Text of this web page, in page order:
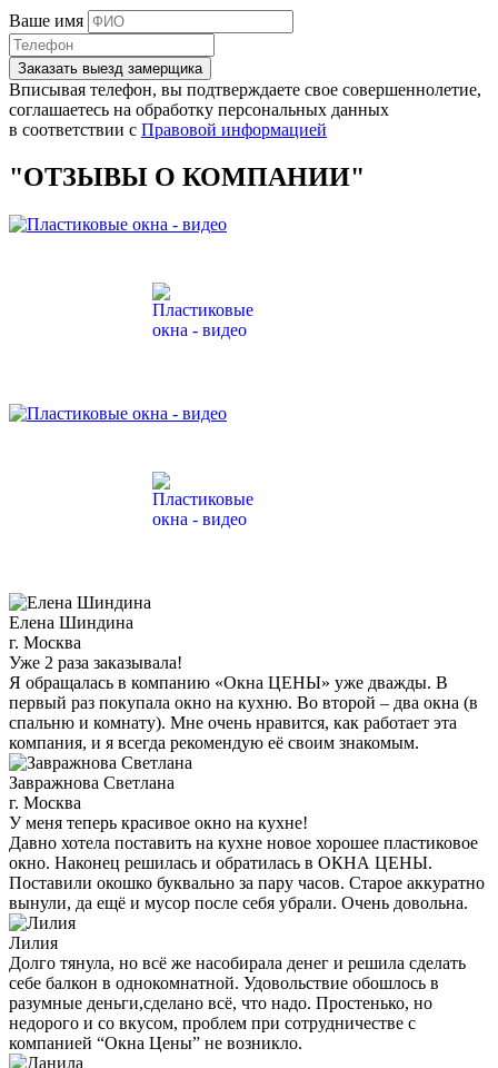
Ваше имя
Заказать выезд замерщика
Вписывая телефон, вы подтверждаете свое совершеннолетие,
соглашаетесь на обработку персональных данных
в соответствии с Правовой информацией
"ОТЗЫВЫ О КОМПАНИИ"
Елена Шиндина
г. Москва
Уже 2 раза заказывала!
Я обращалась в компанию «Окна ЦЕНЫ» уже дважды. В
первый раз покупала окно на кухню. Во второй – два окна (в
спальню и комнату). Мне очень нравится, как работает эта
компания, и я всегда рекомендую её своим знакомым.
Завражнова Светлана
г. Москва
У меня теперь красивое окно на кухне!
Давно хотела поставить на кухне новое хорошее пластиковое
окно. Наконец решилась и обратилась в ОКНА ЦЕНЫ.
Поставили окошко буквально за пару часов. Старое аккуратно
вынули, да ещё и мусор после себя убрали. Очень довольна.
Лилия
Долго тянула, но всё же насобирала денег и решила сделать
себе балкон в однокомнатной. Удовольствие обошлось в
разумные деньги,сделано всё, что надо. Простенько, но
недорого и со вкусом, проблем при сотрудничестве с
компанией “Окна Цены” не возникло.